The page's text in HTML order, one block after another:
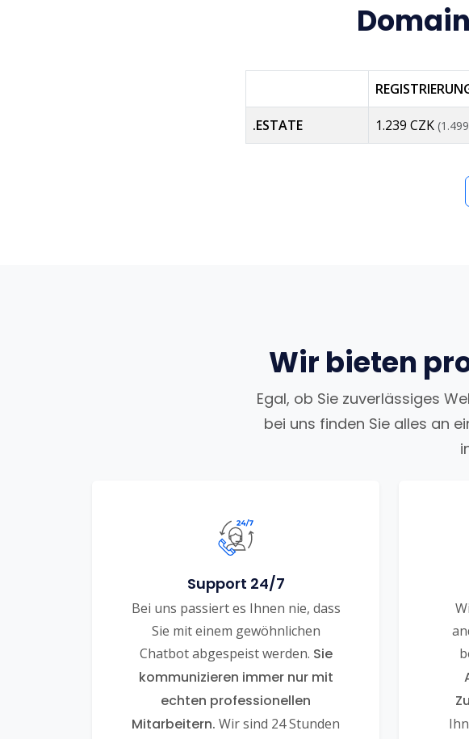
.ESTATE 1.239 CZK
Wir bieten
Egal, ob Sie zuverlässiges
bei uns finden Sie alles an
Support 24/7
Bei uns passiert es Ihnen nie, dass
Sie mit einem gewöhnlichen
Chatbot abgespeist werden. Sie
kommunizieren immer nur mit
echten professionellen
Mitarbeitern. Wir sind 24 Stunden